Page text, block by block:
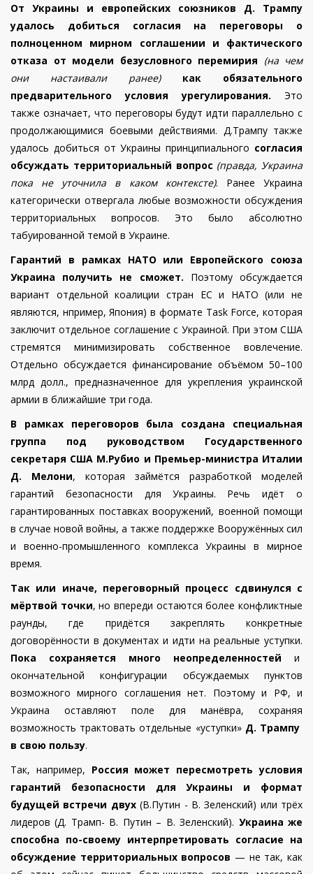
От Украины и европейских союзников Д. Трампу
удалось добиться согласия на переговоры о
полноценном мирном соглашении и фактического
отказа от модели безусловного перемирия (на чем
они настаивали ранее) как обязательного
предварительного условия урегулирования. Это
также означает, что переговоры будут идти параллельно с
продолжающимися боевыми действиями. Д.Трампу также
удалось добиться от Украины принципиального согласия
обсуждать территориальный вопрос (правда, Украина
пока не уточнила в каком контексте). Ранее Украина
категорически отвергала любые возможности обсуждения
территориальных вопросов. Это было абсолютно
табуированной темой в Украине.
Гарантий в рамках НАТО или Европейского союза
Украина получить не сможет. Поэтому обсуждается
вариант отдельной коалиции стран ЕС и НАТО (или не
являются, нпример, Япония) в формате Task Force, которая
заключит отдельное соглашение с Украиной. При этом США
стремятся минимизировать собственное вовлечение.
Отдельно обсуждается финансирование объёмом 50–100
млрд долл., предназначенное для укрепления украинской
армии в ближайшие три года.
В рамках переговоров была создана специальная
группа под руководством Государственного
секретаря США М.Рубио и Премьер-министра Италии
Д. Мелони, которая займётся разработкой моделей
гарантий безопасности для Украины. Речь идёт о
гарантированных поставках вооружений, военной помощи
в случае новой войны, а также поддержке Вооружённых сил
и военно-промышленного комплекса Украины в мирное
время.
Так или иначе, переговорный процесс сдвинулся с
мёртвой точки, но впереди остаются более конфликтные
раунды, где придётся закреплять конкретные
договорённости в документах и идти на реальные уступки.
Пока сохраняется много неопределенностей и
окончательной конфигурации обсуждаемых пунктов
возможного мирного соглашения нет. Поэтому и РФ, и
Украина оставляют поле для манёвра, сохраняя
возможность трактовать отдельные «уступки» Д. Трампу
в свою пользу.
Так, например, Россия может пересмотреть условия
гарантий безопасности для Украины и формат
будущей встречи двух(В.Путин - В. Зеленский) или трёх
лидеров (Д. Трамп- В. Путин – В. Зеленский). Украина же
способна по-своему интерпретировать согласие на
обсуждение территориальных вопросов — не так, как